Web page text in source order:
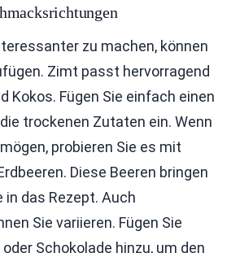
zu machen, können
Zimt passt hervorragend
Kokos. Fügen Sie einfach einen
trockenen Zutaten ein. Wenn
probieren Sie es mit
Diese Beeren bringen
in das Rezept. Auch
Sie variieren. Fügen Sie
Schokolade hinzu, um den